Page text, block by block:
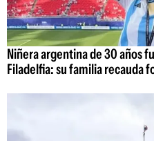
Niñera argentina de 30 años
Filadelfia: su familia recauda